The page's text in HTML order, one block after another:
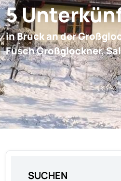
5
in Bruck an der
Fusch Großglockner,
SUCHEN